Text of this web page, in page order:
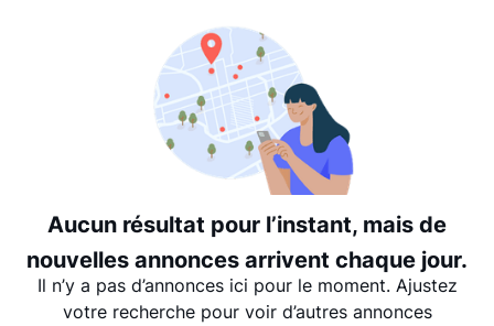
Date: les plus anciens d’abord
Aucun résultat pour l’instant, mais de
nouvelles annonces arrivent chaque jour.
Il n’y a pas d’annonces ici pour le moment. Ajustez
votre recherche pour voir d’autres annonces